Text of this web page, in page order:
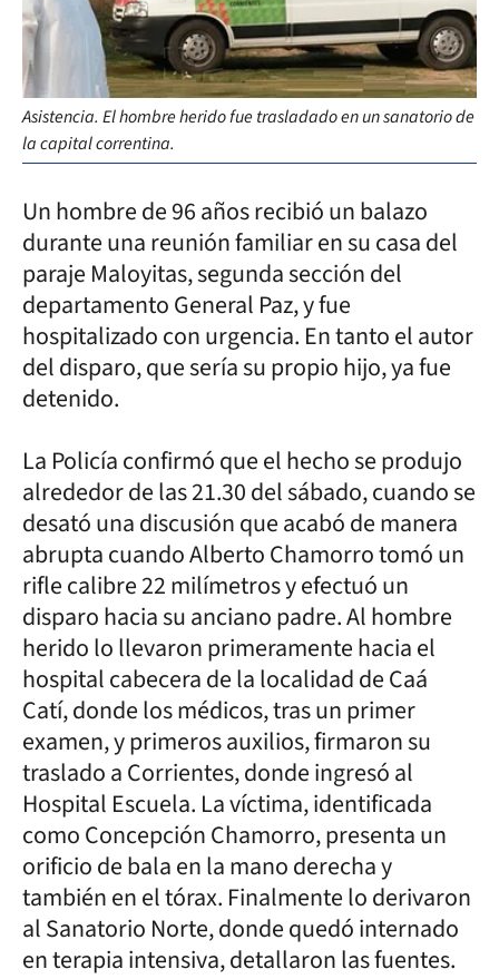
Asistencia. El hombre herido fue trasladado en un sanatorio de
la capital correntina.
Un hombre de 96 años recibió un balazo
durante una reunión familiar en su casa del
paraje Maloyitas, segunda sección del
departamento General Paz, y fue
hospitalizado con urgencia. En tanto el autor
del disparo, que sería su propio hijo, ya fue
detenido.
La Policía confirmó que el hecho se produjo
alrededor de las 21.30 del sábado, cuando se
desató una discusión que acabó de manera
abrupta cuando Alberto Chamorro tomó un
rifle calibre 22 milímetros y efectuó un
disparo hacia su anciano padre. Al hombre
herido lo llevaron primeramente hacia el
hospital cabecera de la localidad de Caá
Catí, donde los médicos, tras un primer
examen, y primeros auxilios, firmaron su
traslado a Corrientes, donde ingresó al
Hospital Escuela. La víctima, identificada
como Concepción Chamorro, presenta un
orificio de bala en la mano derecha y
también en el tórax. Finalmente lo derivaron
al Sanatorio Norte, donde quedó internado
en terapia intensiva, detallaron las fuentes.